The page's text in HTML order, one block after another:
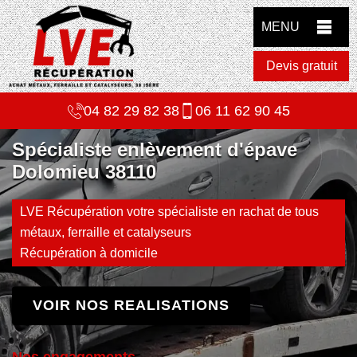
MENU
Devis gratuit
04 82 29 82 38 06 11 62 90 45
Spécialiste enlèvement d'épave
Dolomieu 38110
LVE Récupération votre spécialiste en rachat de tous
métaux, ferraille et catalyseurs
Récupération à domicile
VOIR NOS REALISATIONS